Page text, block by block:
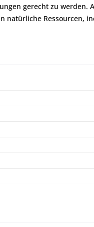
gerecht zu
natürliche